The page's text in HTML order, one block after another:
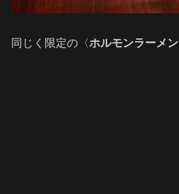
同じく限定の〈ホルモンラーメン